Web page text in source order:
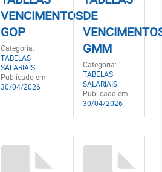
VENCIMENTOS
GOP
Categoria:
TABELAS
SALARIAIS
Publicado em:
30/04/2026
DE
GMM
Categoria:
TABELAS
SALARIAIS
Publicado em:
30/04/2026